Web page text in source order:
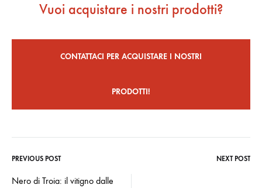
Vuoi acquistare i nostri prodotti?
CONTATTACI PER ACQUISTARE I NOSTRI
PRODOTTI!
Post
PREVIOUS POST NEXT POST
Nero di Troia: il vitigno dalle